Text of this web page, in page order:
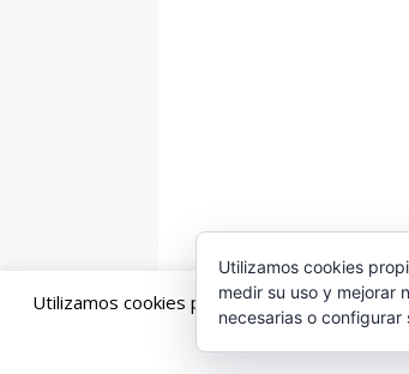
Copyright © 2026 | Tema para
Utilizamos cookies propias y de terceros
Utilizamos cookies
medir su uso y mejorar
necesarias o configurar